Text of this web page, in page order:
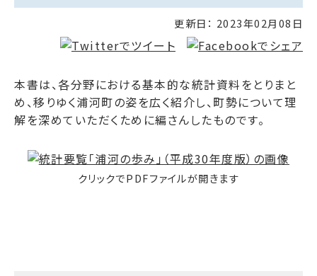
更新日： 2023年02月08日
本書は、各分野における基本的な統計資料をとりまと
め、移りゆく浦河町の姿を広く紹介し、町勢について理
解を深めていただくために編さんしたものです。
クリックでPDFファイルが開きます